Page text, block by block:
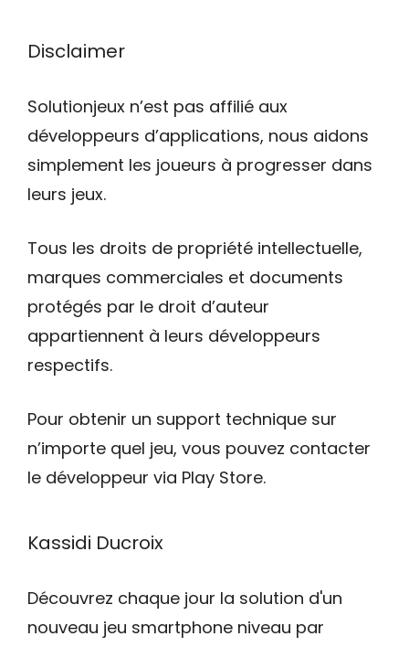
Disclaimer
Solutionjeux n’est pas affilié aux
développeurs d’applications, nous aidons
simplement les joueurs à progresser dans
leurs jeux.
Tous les droits de propriété intellectuelle,
marques commerciales et documents
protégés par le droit d’auteur
appartiennent à leurs développeurs
respectifs.
Pour obtenir un support technique sur
n’importe quel jeu, vous pouvez contacter
le développeur via Play Store.
Kassidi Ducroix
Découvrez chaque jour la solution d'un
nouveau jeu smartphone niveau par